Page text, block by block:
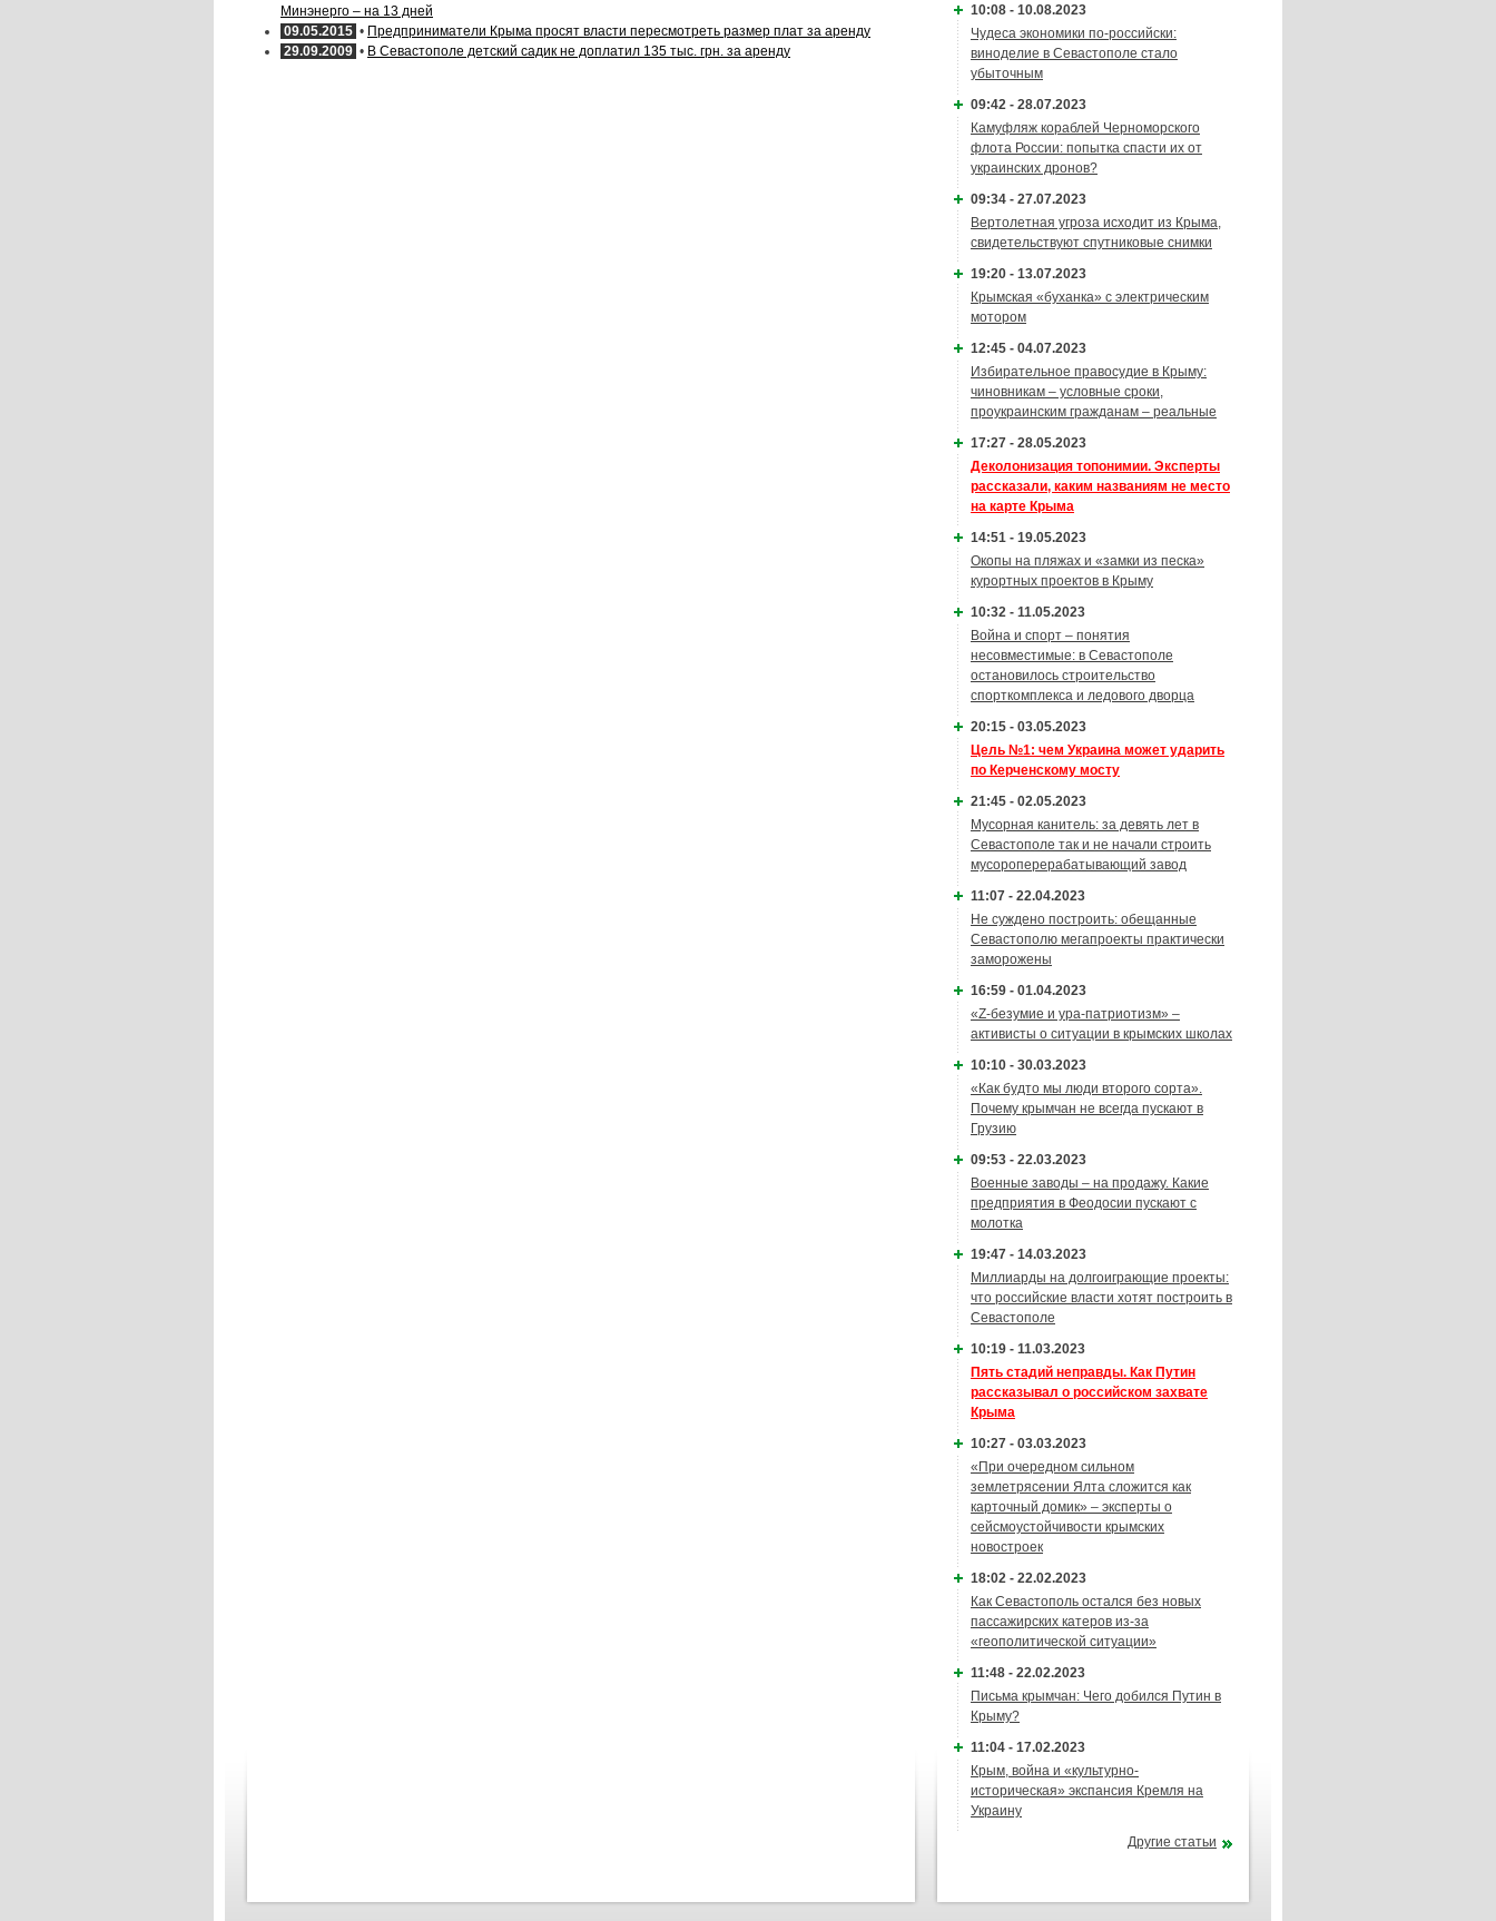
Минэнерго – на 13 дней
09.05.2015 • Предприниматели Крыма просят власти пересмотреть размер плат за аренду
29.09.2009 • В Севастополе детский садик не доплатил 135 тыс. грн. за аренду
10:08 - 10.08.2023
Чудеса экономики по-российски:
виноделие в Севастополе стало
убыточным
09:42 - 28.07.2023
Камуфляж кораблей Черноморского
флота России: попытка спасти их от
украинских дронов?
09:34 - 27.07.2023
Вертолетная угроза исходит из Крыма,
свидетельствуют спутниковые снимки
19:20 - 13.07.2023
Крымская «буханка» с электрическим
мотором
12:45 - 04.07.2023
Избирательное правосудие в Крыму:
чиновникам – условные сроки,
проукраинским гражданам – реальные
17:27 - 28.05.2023
Деколонизация топонимии. Эксперты
рассказали, каким названиям не место
на карте Крыма
14:51 - 19.05.2023
Окопы на пляжах и «замки из песка»
курортных проектов в Крыму
10:32 - 11.05.2023
Война и спорт – понятия
несовместимые: в Севастополе
остановилось строительство
спорткомплекса и ледового дворца
20:15 - 03.05.2023
Цель №1: чем Украина может ударить
по Керченскому мосту
21:45 - 02.05.2023
Мусорная канитель: за девять лет в
Севастополе так и не начали строить
мусороперерабатывающий завод
11:07 - 22.04.2023
Не суждено построить: обещанные
Севастополю мегапроекты практически
заморожены
16:59 - 01.04.2023
«Z-безумие и ура-патриотизм» –
активисты о ситуации в крымских школах
10:10 - 30.03.2023
«Как будто мы люди второго сорта».
Почему крымчан не всегда пускают в
Грузию
09:53 - 22.03.2023
Военные заводы – на продажу. Какие
предприятия в Феодосии пускают с
молотка
19:47 - 14.03.2023
Миллиарды на долгоиграющие проекты:
что российские власти хотят построить в
Севастополе
10:19 - 11.03.2023
Пять стадий неправды. Как Путин
рассказывал о российском захвате
Крыма
10:27 - 03.03.2023
«При очередном сильном
землетрясении Ялта сложится как
карточный домик» – эксперты о
сейсмоустойчивости крымских
новостроек
18:02 - 22.02.2023
Как Севастополь остался без новых
пассажирских катеров из-за
«геополитической ситуации»
11:48 - 22.02.2023
Письма крымчан: Чего добился Путин в
Крыму?
11:04 - 17.02.2023
Крым, война и «культурно-
историческая» экспансия Кремля на
Украину
Другие статьи